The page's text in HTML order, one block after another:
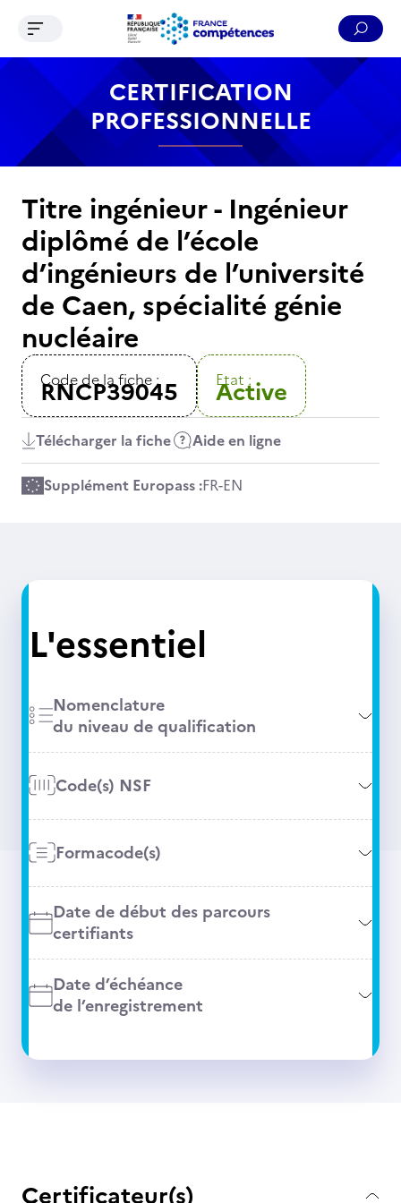
Contenu Recherche Menu Pied de page
Ouvrir le menu de navigation
CERTIFICATION
PROFESSIONNELLE
Titre ingénieur - Ingénieur
diplômé de l’école
d’ingénieurs de l’université
de Caen, spécialité génie
nucléaire
Code de la fiche :
RNCP39045 Etat :
Active
Télécharger la fiche Aide en ligne
Supplément Europass :FR-EN
L'essentiel
Nomenclature
du niveau de qualification
Code(s) NSF
Formacode(s)
Date de début des parcours
certifiants
Date d’échéance
de l’enregistrement
Certificateur(s)